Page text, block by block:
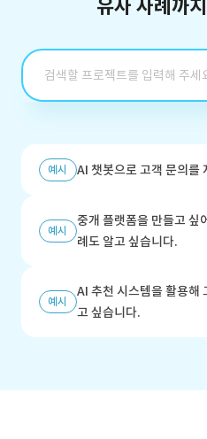
유사 사례까
예시 AI 챗봇으로 고객 문의를
예시
중개 플랫폼을 만들고 싶
례도 알고 싶습니다.
예시
AI 추천 시스템을 활용해
고 싶습니다.